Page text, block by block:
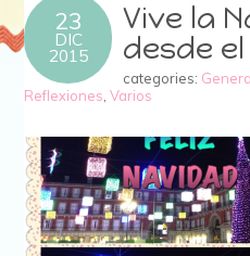
23
DIC
2015
Vive la
desde
categories:
Reflexiones ,Varios